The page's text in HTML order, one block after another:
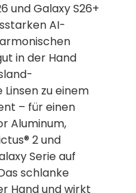
und Galaxy S26+
AI-
in der Hand
zu einem
– für einen
Aluminum,
2 und
Serie auf
schlanke
Hand und wirkt